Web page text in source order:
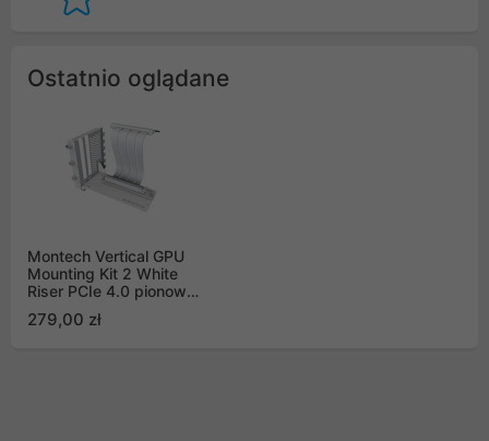
Ostatnio oglądane
Montech Vertical GPU
Mounting Kit 2 White
Riser PCIe 4.0 pionowe
graficznej
279,00 zł